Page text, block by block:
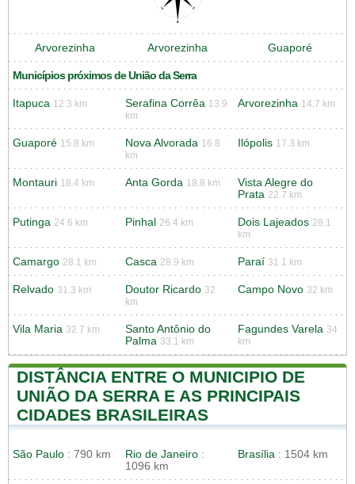
Arvorezinha Arvorezinha Guaporé
Municípios próximos de União da Serra
Itapuca 12.3 km Serafina Corrêa 13.9
km
Arvorezinha 14.7 km
Guaporé 15.8 km Nova Alvorada 16.8
km
Ilópolis 17.3 km
Montauri 18.4 km Anta Gorda 18.8 km
Vista Alegre do
Prata 22.7 km
Putinga 24.6 km Pinhal 26.4 km Dois Lajeados 28.1
km
Camargo 28.1 km Casca 28.9 km Paraí 31.1 km
Relvado 31.3 km Doutor Ricardo 32
km
Campo Novo 32 km
Vila Maria 32.7 km
Santo Antônio do
Palma 33.1 km
Fagundes Varela 34
km
DISTÂNCIA ENTRE O MUNICIPIO DE
UNIÃO DA SERRA E AS PRINCIPAIS
CIDADES BRASILEIRAS
São Paulo : 790 km Rio de Janeiro :
1096 km
Brasília : 1504 km